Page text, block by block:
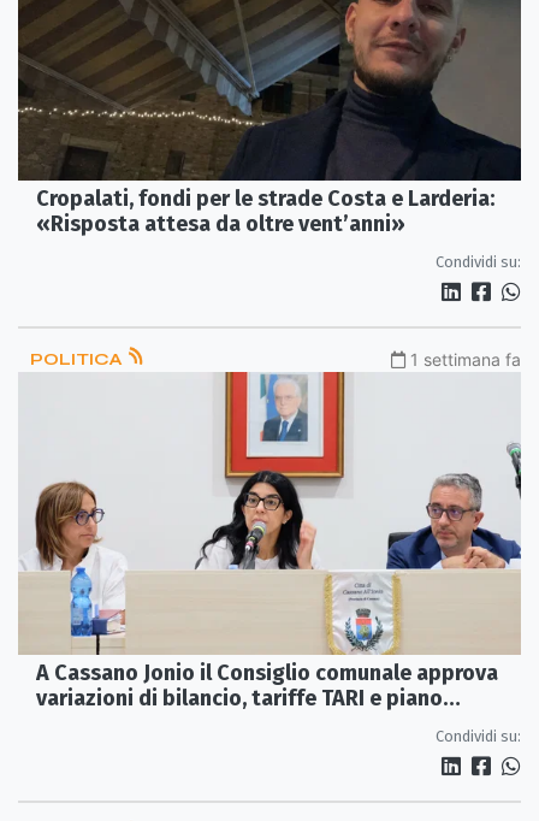
Cropalati, fondi per le strade Costa e Larderia:
«Risposta attesa da oltre vent’anni»
Condividi su:
POLITICA 1 settimana fa
A Cassano Jonio il Consiglio comunale approva
variazioni di bilancio, tariffe TARI e piano
Condividi su: